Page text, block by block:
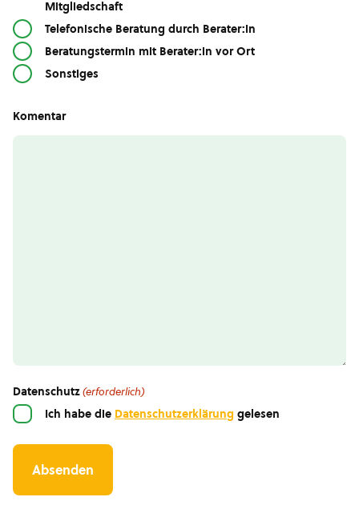
Mitgliedschaft
Telefonische Beratung durch Berater:in
Beratungstermin mit Berater:in vor Ort
Sonstiges
Komentar
Datenschutz(erforderlich)
Ich habe die Datenschutzerklärung gelesen